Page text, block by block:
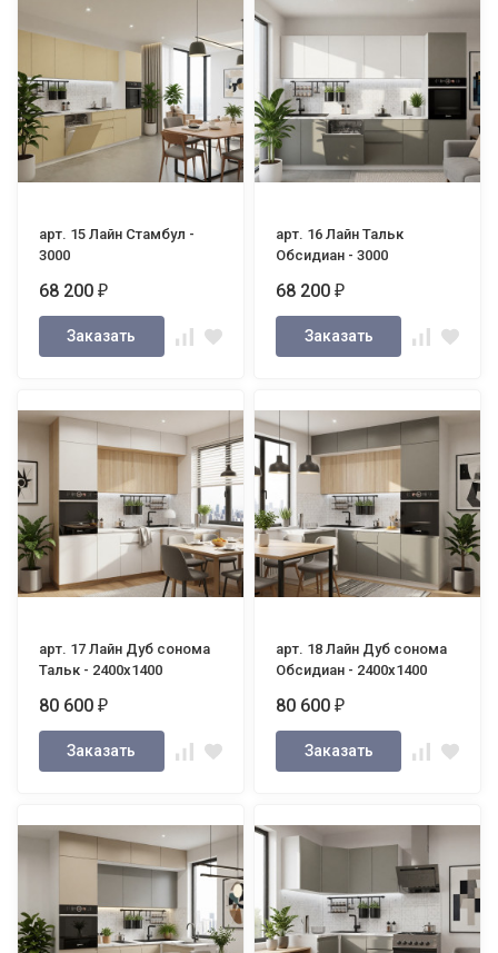
арт. 15 Лайн Стамбул -
3000
68 200₽
Заказать
арт. 16 Лайн Тальк
Обсидиан - 3000
68 200₽
Заказать
арт. 17 Лайн Дуб сонома
Тальк - 2400х1400
80 600₽
Заказать
арт. 18 Лайн Дуб сонома
Обсидиан - 2400х1400
80 600₽
Заказать